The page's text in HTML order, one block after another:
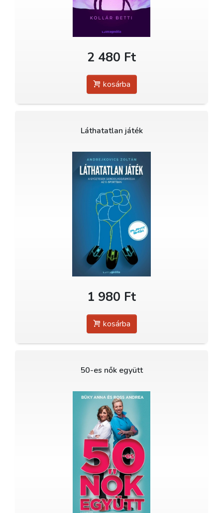
2 480 Ft
kosárba
Láthatatlan játék
1 980 Ft
kosárba
50-es nők együtt